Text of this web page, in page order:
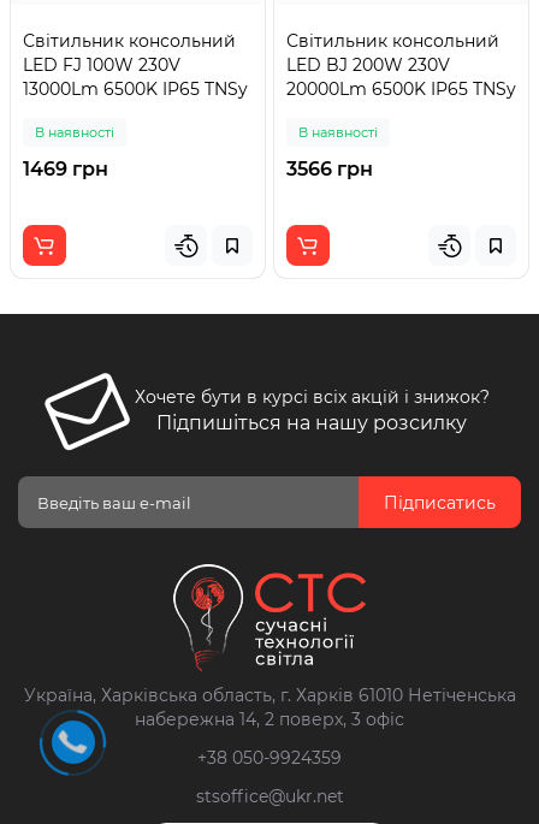
Світильник консольний
LED FJ 100W 230V
13000Lm 6500K IP65 TNSy
В наявності
1469 грн
Світильник консольний
LED BJ 200W 230V
20000Lm 6500K IP65 TNSy
В наявності
3566 грн
Хочете бути в курсі всіх акцій і знижок?
Підпишіться на нашу розсилку
Підписатись
Україна, Харківська область, г. Харків 61010 Нетіченська
набережна 14, 2 поверх, 3 офіс
+38 050-9924359
stsoffice@ukr.net